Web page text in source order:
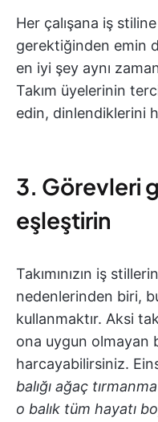
Her çalışana iş
gerektiğinden emin
en iyi şey aynı
Takım üyelerinin
edin, dinlendiklerini
3. Görevleri
eşleştirin
Takımınızın iş
nedenlerinden biri,
kullanmaktır. Aksi
ona uygun olmayan
harcayabilirsiniz.
balığı ağaç
o balık tüm hayatı